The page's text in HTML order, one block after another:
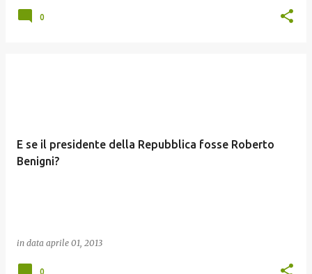
0
E se il presidente della Repubblica fosse Roberto
Benigni?
in data aprile 01, 2013
0